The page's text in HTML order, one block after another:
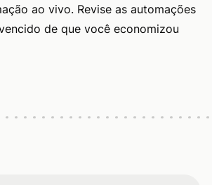
ao vivo. Revise as automações
de que você economizou